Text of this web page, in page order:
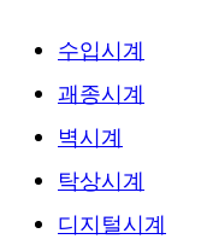
수입시계
괘종시계
벽시계
탁상시계
디지털시계